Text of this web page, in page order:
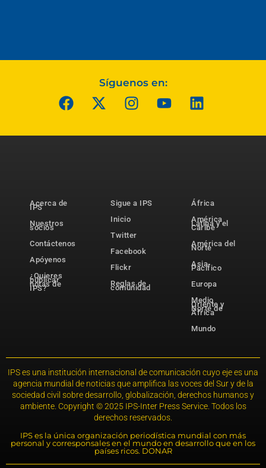
Síguenos en:
Acerca de
IPS
Nuestros
socios
Contáctenos
Apóyenos
¿Quieres
publicar
notas de
IPS?
Sigue a IPS
Inicio
Twitter
Facebook
Flickr
Reglas de
comunidad
África
América
Latina y el
Caribe
América del
Norte
Asia-
Pacífico
Europa
Medio
Oriente y
Norte de
África
Mundo
IPS es una institución internacional de comunicación cuyo eje es una
agencia mundial de noticias que amplifica las voces del Sur y de la
sociedad civil sobre desarrollo, globalización, derechos humanos y
ambiente. Copyright © 2025 IPS-Inter Press Service. Todos los
derechos reservados.
IPS es la única organización periodística mundial con más
personal y corresponsales en el mundo en desarrollo que en los
países ricos. DONAR